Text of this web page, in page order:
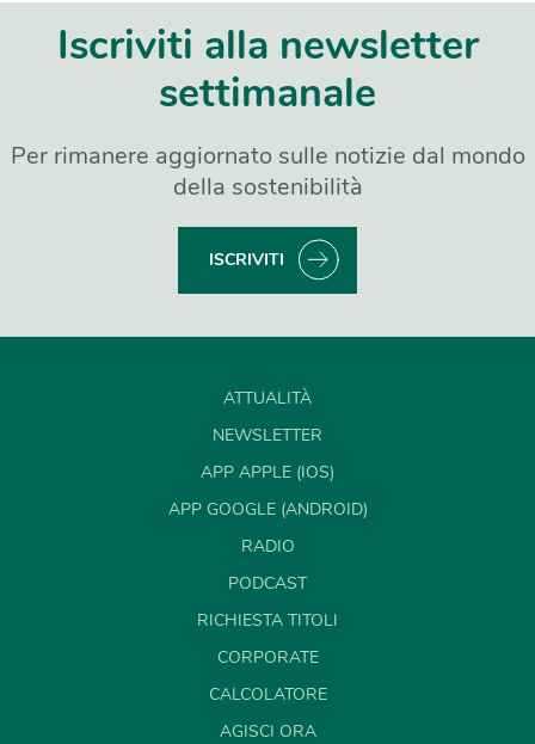
Iscriviti alla newsletter
settimanale
Per rimanere aggiornato sulle notizie dal mondo
della sostenibilità
ISCRIVITI
ATTUALITÀ
NEWSLETTER
APP APPLE (IOS)
APP GOOGLE (ANDROID)
RADIO
PODCAST
RICHIESTA TITOLI
CORPORATE
CALCOLATORE
AGISCI ORA